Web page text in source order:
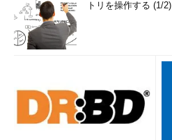
トリを操作する (1/2)